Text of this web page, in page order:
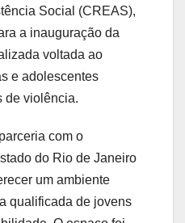
Social (CREAS),
a inauguração da
voltada ao
e adolescentes
de violência.
com o
do Rio de Janeiro
um ambiente
qualificada de jovens